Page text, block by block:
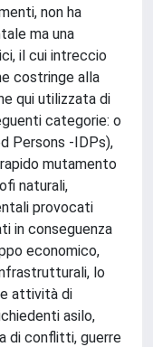
non ha
ma una
il cui intreccio
costringe alla
qui utilizzata di
categorie: o
Persons -IDPs),
mutamento
naturali,
provocati
in conseguenza
economico,
lo
attività di
asilo,
di conflitti, guerre